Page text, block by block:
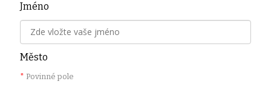
Jméno
Město
* Povinné pole